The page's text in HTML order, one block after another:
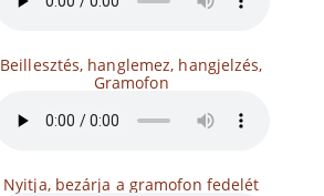
Beillesztés, hanglemez, hangjelzés,
Gramofon
Nyitja, bezárja a gramofon fedelét